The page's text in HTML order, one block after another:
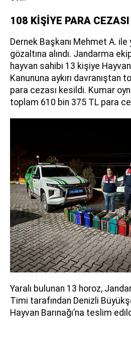
108 KİŞİYE PARA CEZASI
Dernek Başkanı Mehmet A. ile
gözaltına alındı. Jandarma
hayvan sahibi 13 kişiye
Kanununa aykırı davranıştan
para cezası kesildi. Kumar
toplam 610 bin 375 TL para
Yaralı bulunan 13 horoz,
Timi tarafından Denizli
Hayvan Barınağı’na teslim